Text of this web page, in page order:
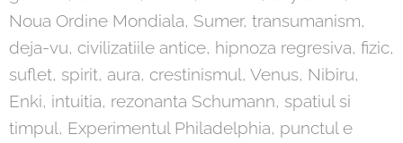
Noua Ordine Mondiala, Sumer, transumanism,
deja-vu, civilizatiile antice, hipnoza regresiva, fizic,
suflet, spirit, aura, crestinismul, Venus, Nibiru,
Enki, intuitia, rezonanta Schumann, spatiul si
timpul, Experimentul Philadelphia, punctul e